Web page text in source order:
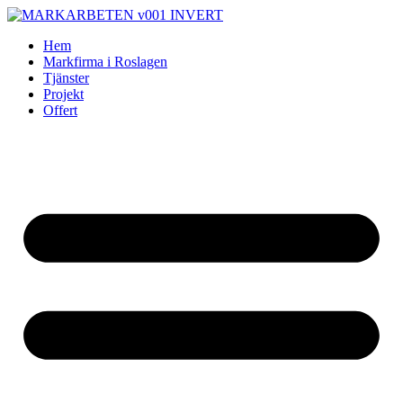
Skip
contentHem
Markfirma i Roslagen
Tjänster
Projekt
Offert